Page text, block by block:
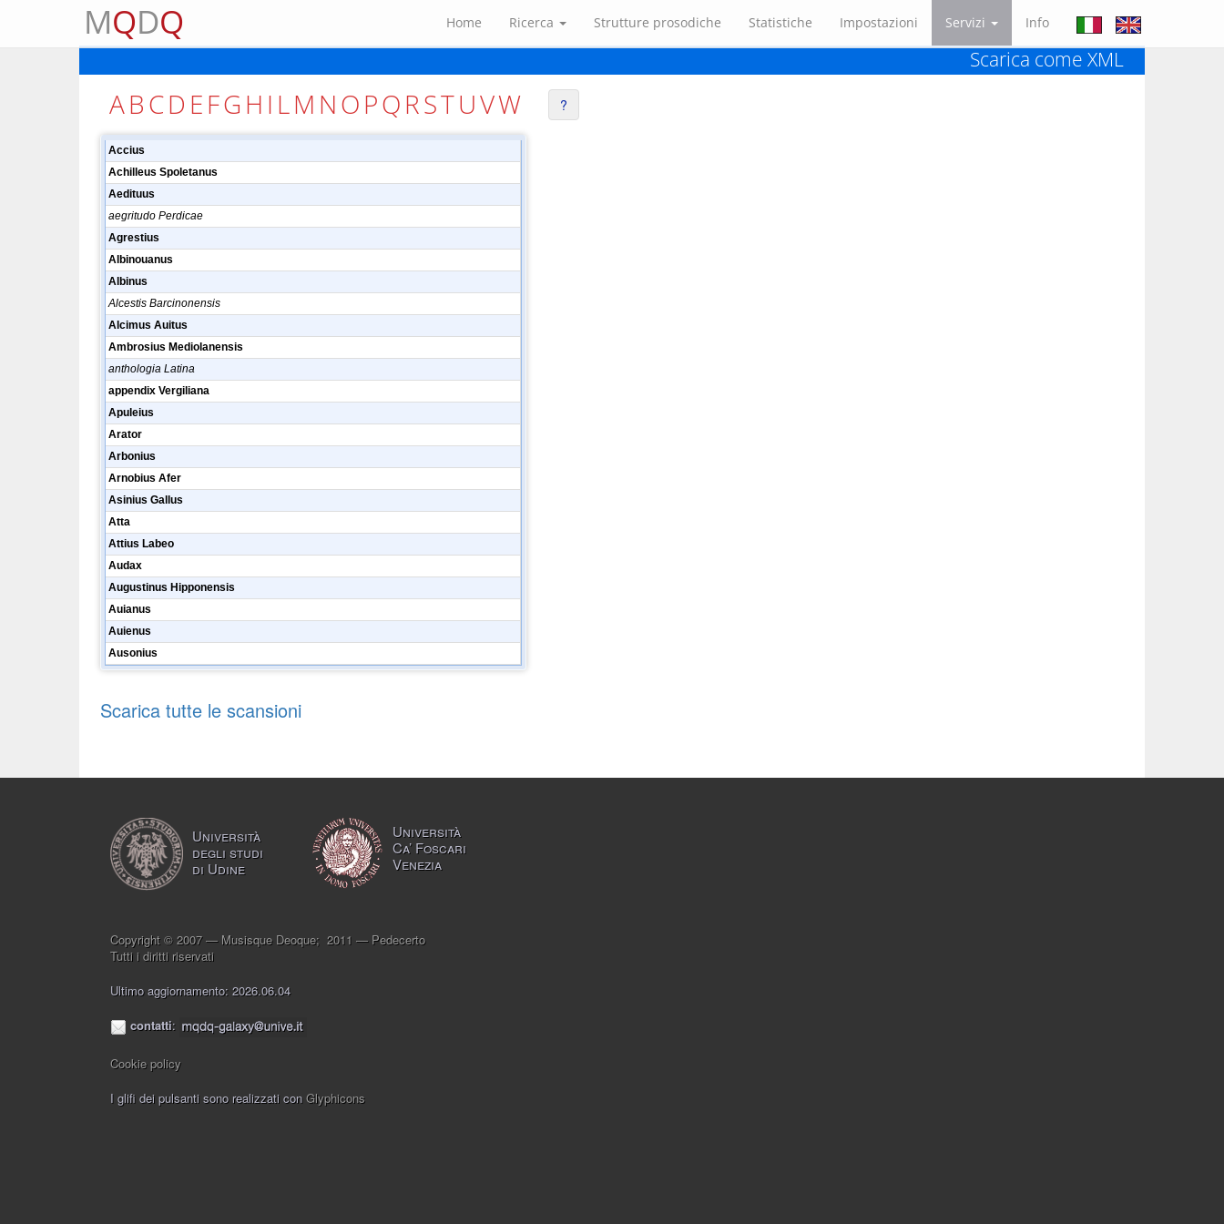
MQDQ Home Ricerca Strutture prosodiche Statistiche Impostazioni Servizi Info
Scarica come XML
ABCD EFG H I LM NOPQRSTUVW ?
Accius
Achilleus Spoletanus
Aedituus
aegritudo Perdicae
Agrestius
Albinouanus
Albinus
Alcestis Barcinonensis
Alcimus Auitus
Ambrosius Mediolanensis
anthologia Latina
appendix Vergiliana
Apuleius
Arator
Arbonius
Arnobius Afer
Asinius Gallus
Atta
Attius Labeo
Audax
Augustinus Hipponensis
Auianus
Auienus
Ausonius
Scarica tutte le scansioni
Università
degli studi
di Udine
Università
Ca’ Foscari
Venezia
Copyright © 2007 — Musisque Deoque; 2011 — Pedecerto
Tutti i diritti riservati
Ultimo aggiornamento: 2026.06.04
contatti:
Cookie policy
I glifi dei pulsanti sono realizzati con Glyphicons